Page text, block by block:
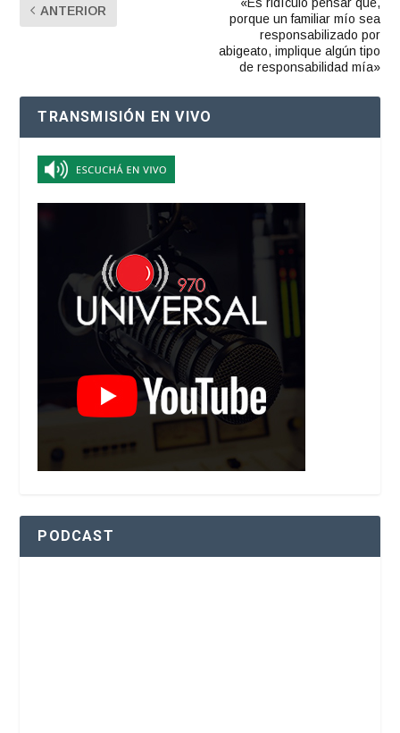
ANTERIOR
porque un familiar mío sea
responsabilizado por
abigeato, implique algún tipo
de responsabilidad mía»
TRANSMISIÓN EN VIVO
PODCAST